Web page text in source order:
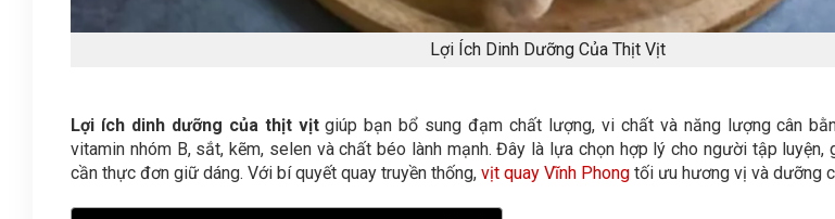
Lợi Ích Dinh Dưỡng Của Thịt Vịt
Lợi ích dinh dưỡng của thịt vịtgiúp bạn bổ sung đạm chất lượng, vi chất và năng lượng cân
vitamin nhóm B, sắt, kẽm, selen và chất béo lành mạnh. Đây là lựa chọn hợp lý cho người tập luyện,
cần thực đơn giữ dáng. Với bí quyết quay truyền thống, vịt quay Vĩnh Phong tối ưu hương vị và dưỡng